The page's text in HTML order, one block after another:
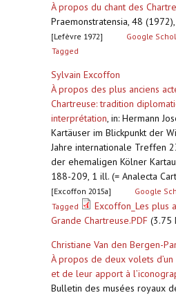
À propos du chant des
Praemonstratensia, 48
[Lefèvre 1972] Google
Tagged
Sylvain Excoffon
À propos des plus anciens
Chartreuse: tradition
interprétation, in: Hermann
Kartäuser im Blickpunkt der
Jahre internationale Treffen
der ehemaligen Kölner
188-209, 1 ill. (= Analecta
[Excoffon 2015a] Google
Tagged
Excoffon_Les plus
Grande Chartreuse.PDF (3.75
Christiane Van den Bergen-
À propos de deux volets
et de leur apport à
Bulletin des musées royaux